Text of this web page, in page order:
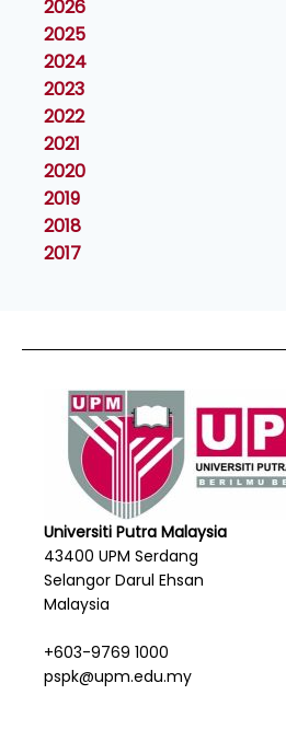
2026
2025
2024
2023
2022
2021
2020
2019
2018
2017
Universiti Putra Malaysia
43400 UPM Serdang
Selangor Darul Ehsan
Malaysia
+603-9769 1000
pspk@upm.edu.my